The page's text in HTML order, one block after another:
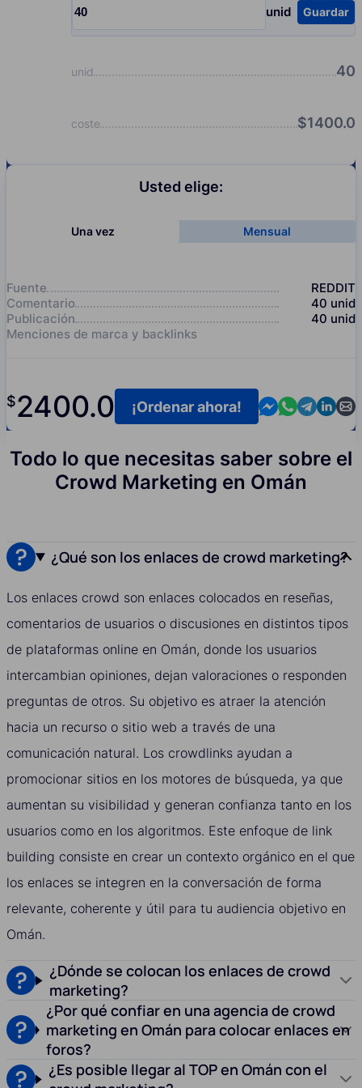
unid
Input quantity, pcs Guardar
unid 40
coste $1400.0
Usted elige:
Una vez Mensual
Fuente
REDDIT
Comentario
40 unid
Publicación
40 unid
Menciones de marca y backlinks
$2400.0 Contact us in
Contact us
Contact
¡Ordenar ahora!
Todo lo que necesitas saber sobre el
Crowd Marketing en Omán
¿Qué son los enlaces de crowd marketing?
Los enlaces crowd son enlaces colocados en reseñas,
comentarios de usuarios o discusiones en distintos tipos
de plataformas online en Omán, donde los usuarios
intercambian opiniones, dejan valoraciones o responden
preguntas de otros. Su objetivo es atraer la atención
hacia un recurso o sitio web a través de una
comunicación natural. Los crowdlinks ayudan a
promocionar sitios en los motores de búsqueda, ya que
aumentan su visibilidad y generan confianza tanto en los
usuarios como en los algoritmos. Este enfoque de link
building consiste en crear un contexto orgánico en el que
los enlaces se integren en la conversación de forma
relevante, coherente y útil para tu audiencia objetivo en
Omán.
¿Dónde se colocan los enlaces de crowd
marketing?
¿Por qué confiar en una agencia de crowd
marketing en Omán para colocar enlaces en
foros?
¿Es posible llegar al TOP en Omán con el